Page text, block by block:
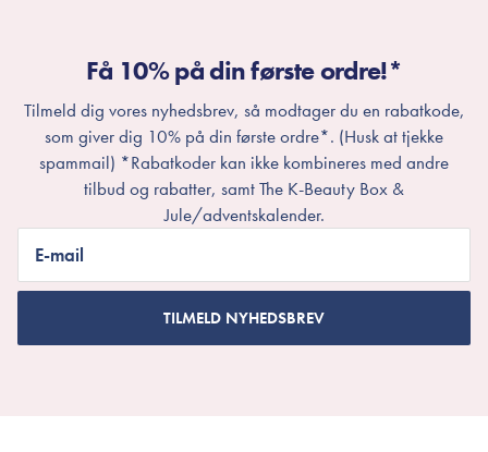
Få 10% på din første ordre!*
Tilmeld dig vores nyhedsbrev, så modtager du en rabatkode,
som giver dig 10% på din første ordre*. (Husk at tjekke
spammail) *Rabatkoder kan ikke kombineres med andre
tilbud og rabatter, samt The K-Beauty Box &
Jule/adventskalender.
E-mail
TILMELD NYHEDSBREV